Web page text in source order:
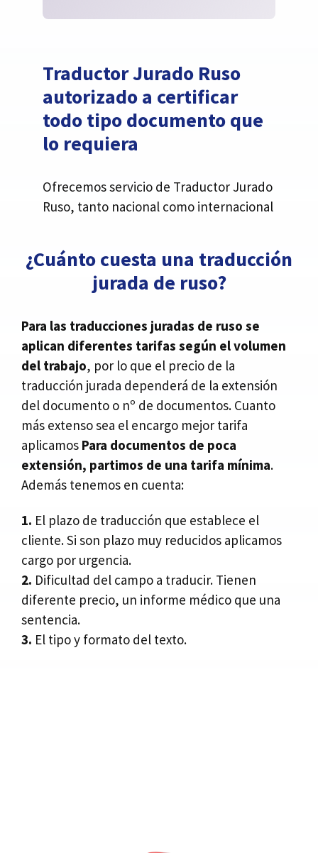
Traductor Jurado Ruso
autorizado a certificar
todo tipo documento que
lo requiera
Ofrecemos servicio de Traductor Jurado
Ruso, tanto nacional como internacional
¿Cuánto cuesta una traducción
jurada de ruso?
Para las traducciones juradas de ruso se
aplican diferentes tarifas según el volumen
del trabajo, por lo que el precio de la
traducción jurada dependerá de la extensión
del documento o nº de documentos. Cuanto
más extenso sea el encargo mejor tarifa
aplicamos Para documentos de poca
extensión, partimos de una tarifa mínima.
Además tenemos en cuenta:
1. El plazo de traducción que establece el
cliente. Si son plazo muy reducidos aplicamos
cargo por urgencia.
2. Dificultad del campo a traducir. Tienen
diferente precio, un informe médico que una
sentencia.
3. El tipo y formato del texto.